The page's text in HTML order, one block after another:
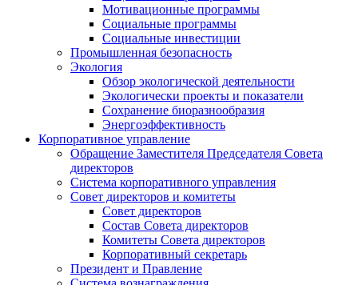
Мотивационные программы
Социальные программы
Социальные инвестиции
Промышленная безопасность
Экология
Обзор экологической деятельности
Экологически проекты и показатели
Сохранение биоразнообразия
Энергоэффективность
Корпоративное управление
Обращение Заместителя Председателя Совета
директоров
Система корпоративного управления
Совет директоров и комитеты
Совет директоров
Состав Совета директоров
Комитеты Совета директоров
Корпоративный секретарь
Президент и Правление